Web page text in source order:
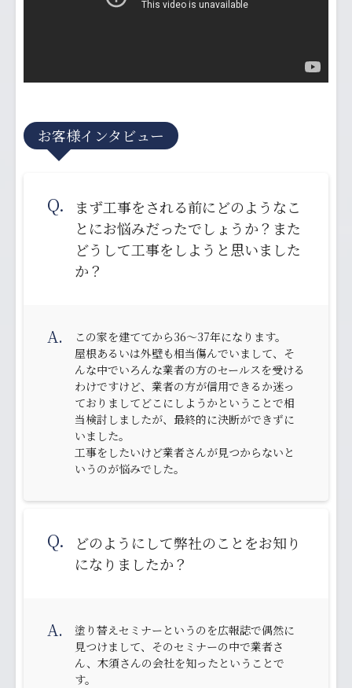
お客様インタビュー
Q.
まず工事をされる前にどのようなこ
とにお悩みだったでしょうか？また
どうして工事をしようと思いました
か？
A.
この家を建ててから36～37年になります。
屋根あるいは外壁も相当傷んでいまして、そ
んな中でいろんな業者の方のセールスを受ける
わけですけど、業者の方が信用できるか迷っ
ておりましてどこにしようかということで相
当検討しましたが、最終的に決断ができずに
いました。
工事をしたいけど業者さんが見つからないと
いうのが悩みでした。
Q.
どのようにして弊社のことをお知り
になりましたか？
A.
塗り替えセミナーというのを広報誌で偶然に
見つけまして、そのセミナーの中で業者さ
ん、木須さんの会社を知ったということで
す。